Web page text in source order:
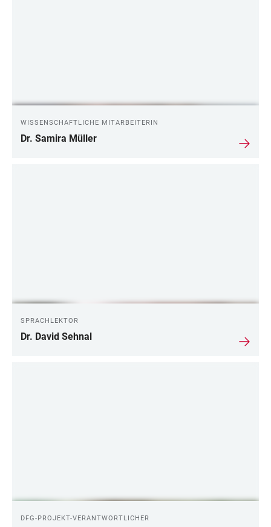
WISSENSCHAFTLICHE MITARBEITERIN
Dr. Samira Müller
SPRACHLEKTOR
Dr. David Sehnal
DFG-PROJEKT-VERANTWORTLICHER